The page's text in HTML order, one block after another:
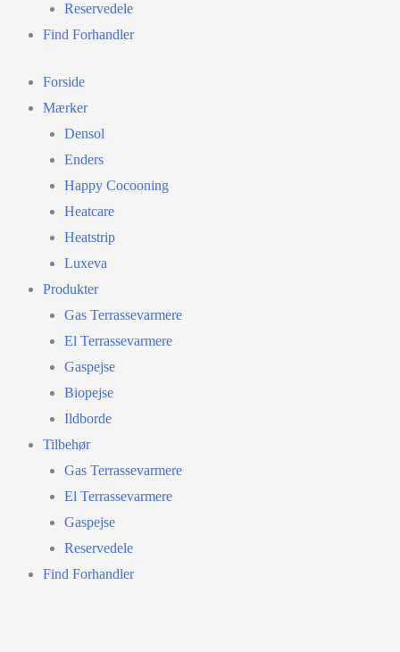
Reservedele
Find Forhandler
Forside
Mærker
Densol
Enders
Happy Cocooning
Heatcare
Heatstrip
Luxeva
Produkter
Gas Terrassevarmere
El Terrassevarmere
Gaspejse
Biopejse
Ildborde
Tilbehør
Gas Terrassevarmere
El Terrassevarmere
Gaspejse
Reservedele
Find Forhandler